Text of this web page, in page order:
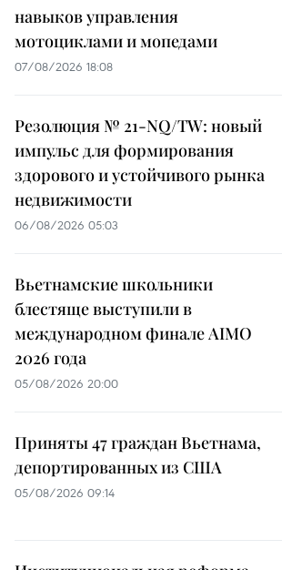
навыков управления
мотоциклами и мопедами
07/08/2026 18:08
Резолюция № 21-NQ/TW: новый
импульс для формирования
здорового и устойчивого рынка
недвижимости
06/08/2026 05:03
Вьетнамские школьники
блестяще выступили в
международном финале AIMO
2026 года
05/08/2026 20:00
Приняты 47 граждан Вьетнама,
депортированных из США
05/08/2026 09:14